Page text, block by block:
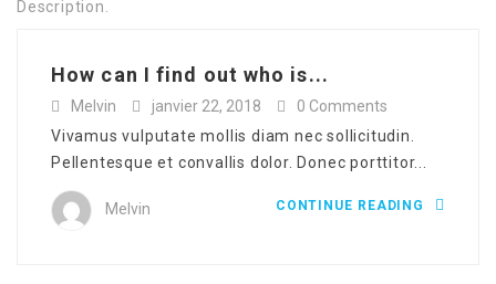
Description.
How can I find out who is...
Melvin janvier 22, 2018
0 Comments
Vivamus vulputate mollis diam nec sollicitudin.
Pellentesque et convallis dolor. Donec porttitor...
Melvin CONTINUE READING